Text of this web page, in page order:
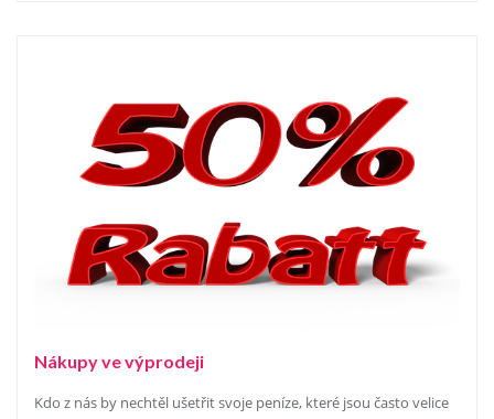
Nákupy ve výprodeji
Kdo z nás by nechtěl ušetřit svoje peníze, které jsou často velice